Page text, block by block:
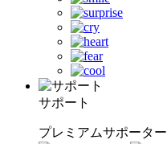
サポート
プレミアムサポーター